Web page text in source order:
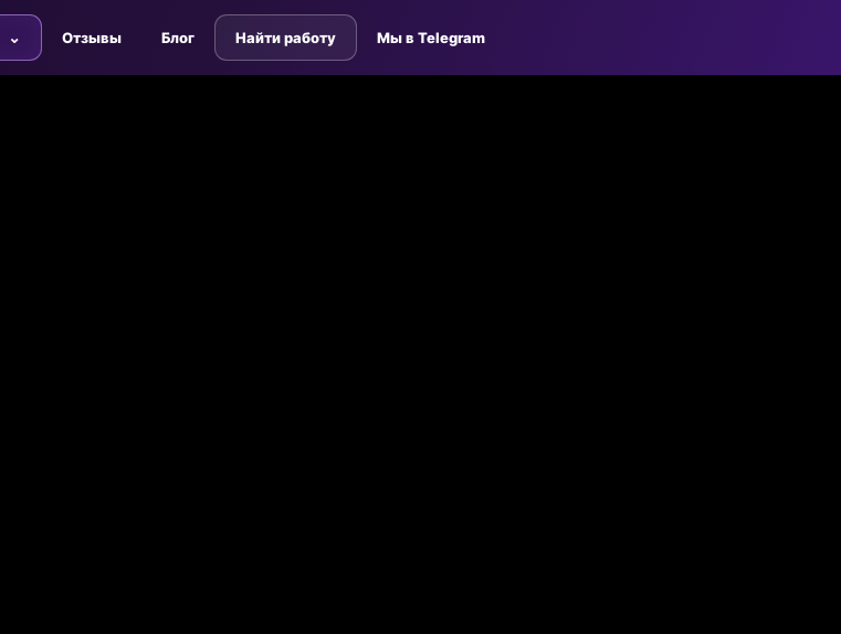
Отзывы Блог Найти работу Мы в Telegram